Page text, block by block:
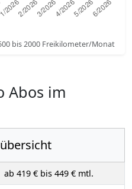
bis 2000 Freikilometer/Monat
Abos im
ab 419 € bis 449 € mtl.